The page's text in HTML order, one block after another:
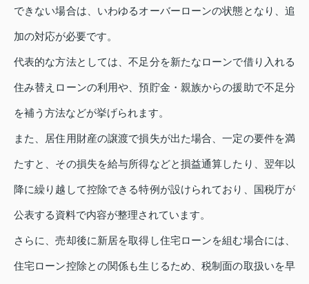
できない場合は、いわゆるオーバーローンの状態となり、追
加の対応が必要です。
代表的な方法としては、不足分を新たなローンで借り入れる
住み替えローンの利用や、預貯金・親族からの援助で不足分
を補う方法などが挙げられます。
また、居住用財産の譲渡で損失が出た場合、一定の要件を満
たすと、その損失を給与所得などと損益通算したり、翌年以
降に繰り越して控除できる特例が設けられており、国税庁が
公表する資料で内容が整理されています。
さらに、売却後に新居を取得し住宅ローンを組む場合には、
住宅ローン控除との関係も生じるため、税制面の取扱いを早